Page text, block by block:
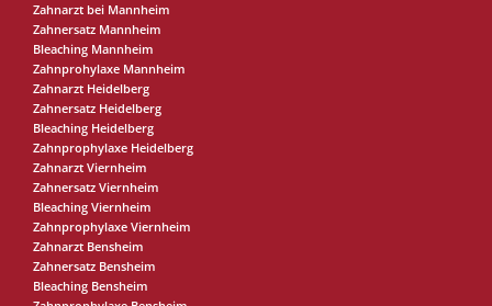
Zahnarzt bei Mannheim
Zahnersatz Mannheim
Bleaching Mannheim
Zahnprohylaxe Mannheim
Zahnarzt Heidelberg
Zahnersatz Heidelberg
Bleaching Heidelberg
Zahnprophylaxe Heidelberg
Zahnarzt Viernheim
Zahnersatz Viernheim
Bleaching Viernheim
Zahnprophylaxe Viernheim
Zahnarzt Bensheim
Zahnersatz Bensheim
Bleaching Bensheim